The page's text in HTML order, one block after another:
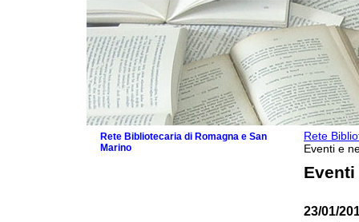
Rete
Eventi e
Eventi
23/01/
Rete Bibliotecaria di Romagna e San
Marino